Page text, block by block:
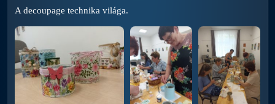
A decoupage technika világa.